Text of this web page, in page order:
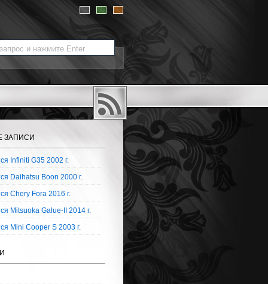
ЗАПИСИ
Infiniti G35 2002 г.
Daihatsu Boon 2000 г.
Chery Fora 2016 г.
Mitsuoka Galue-II 2014 г.
Mini Cooper S 2003 г.